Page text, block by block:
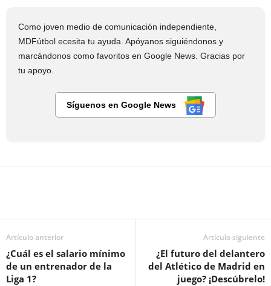
Como joven medio de comunicación independiente,
MDFútbol ecesita tu ayuda. Apóyanos siguiéndonos y
marcándonos como favoritos en Google News. Gracias por
tu apoyo.
Síguenos en Google News
Artículo anterior
¿Cuál es el salario mínimo
de un entrenador de la
Liga 1?
Artículo siguiente
¿El futuro del delantero
del Atlético de Madrid en
juego? ¡Descúbrelo!